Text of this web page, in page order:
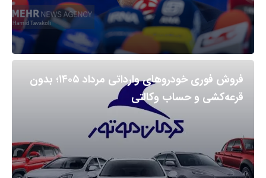
فروش فوری خودروهای وارداتی مرداد ۱۴۰۵؛ بدون
قرعه‌کشی و حساب وکالتی